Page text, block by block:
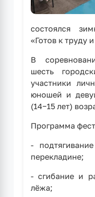
состоялся
«Готов к труду
В
шесть
участники
юношей и
(14−15 лет)
Программа
-
перекладине;
- сгибание и
лёжа;